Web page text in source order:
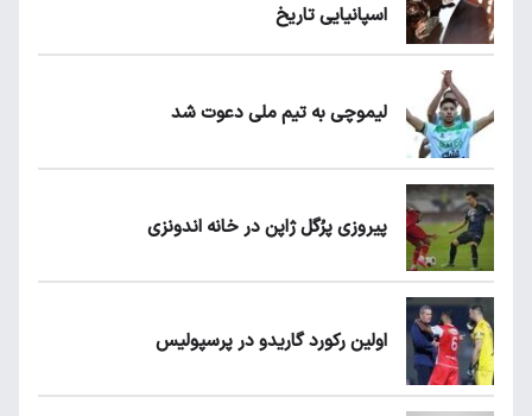
اسپانیایی تاریخ
لیموچی به تیم ملی دعوت شد
پیروزی پرُگل ژاپن در خانه اندونزی
اولین رکورد گاریدو در پرسپولیس